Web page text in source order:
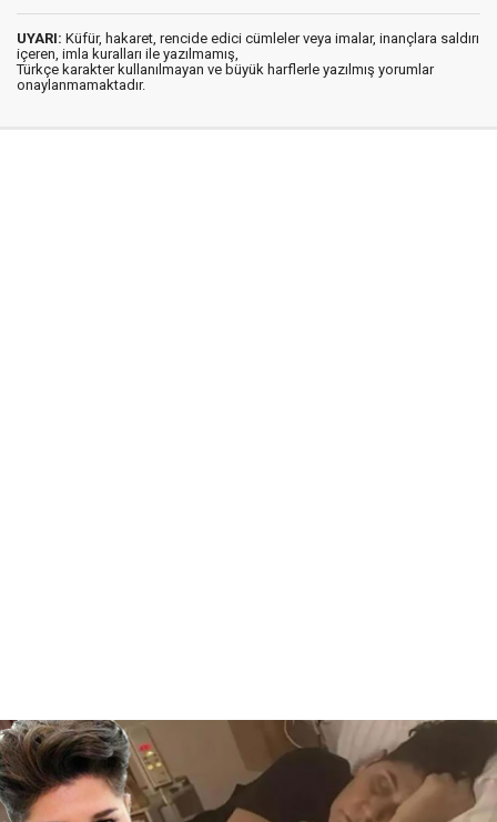
UYARI: Küfür, hakaret, rencide edici cümleler veya imalar, inançlara saldırı
içeren, imla kuralları ile yazılmamış,
Türkçe karakter kullanılmayan ve büyük harflerle yazılmış yorumlar
onaylanmamaktadır.